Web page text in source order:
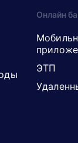
Онлайн
ЭТП